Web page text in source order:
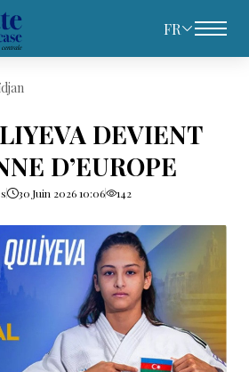
FR
DEVIENT
D’EUROPE
30 Juin 2026 10:06 142